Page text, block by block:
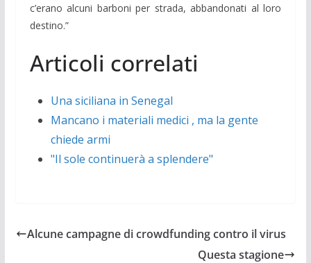
c’erano alcuni barboni per strada, abbandonati al loro
destino.”
Articoli correlati
Una siciliana in Senegal
Mancano i materiali medici , ma la gente
chiede armi
"Il sole continuerà a splendere"
Alcune campagne di crowdfunding contro il virus
Questa stagione